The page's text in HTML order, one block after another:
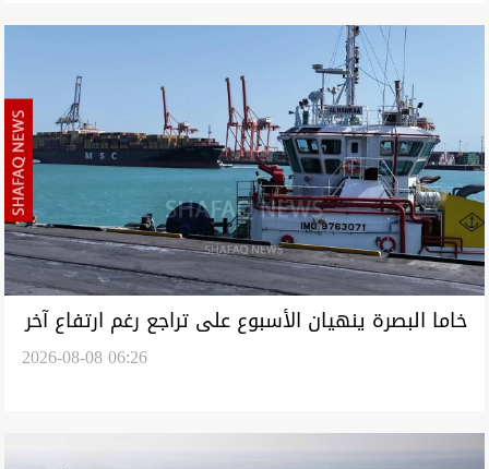
خاما البصرة ينهيان الأسبوع على تراجع رغم ارتفاع آخر
2026-08-08 06:26